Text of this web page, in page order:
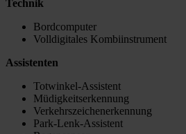
Technik
Bordcomputer
Volldigitales Kombiinstrument
Assistenten
Totwinkel-Assistent
Müdigkeitserkennung
Verkehrszeichenerkennung
Park-Lenk-Assistent